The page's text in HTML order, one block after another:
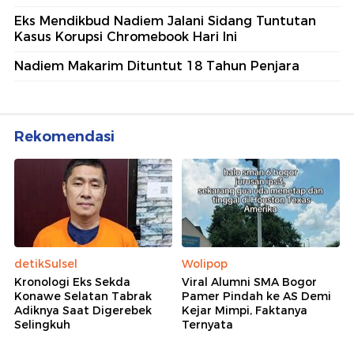
Eks Mendikbud Nadiem Jalani Sidang Tuntutan
Kasus Korupsi Chromebook Hari Ini
Nadiem Makarim Dituntut 18 Tahun Penjara
Rekomendasi
detikSulsel
Kronologi Eks Sekda
Konawe Selatan Tabrak
Adiknya Saat Digerebek
Selingkuh
Wolipop
Viral Alumni SMA Bogor
Pamer Pindah ke AS Demi
Kejar Mimpi, Faktanya
Ternyata